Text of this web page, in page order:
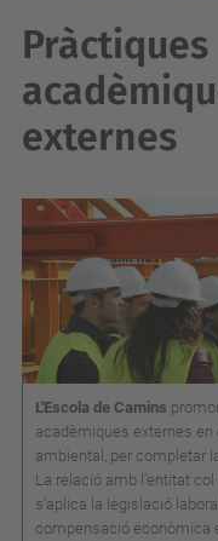
Pràctiques
externes
L'Escola de Camins
acadèmiques externes
ambiental, per completar
La relació amb l'entitat
s'aplica la legislació
compensació econòmica